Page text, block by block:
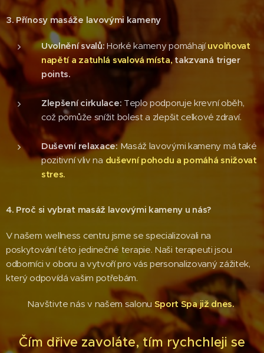
3. Přínosy masáže lavovými kameny
Uvolnění svalů:Horké kameny pomáhají uvolňovat
napětí a zatuhlá svalová místa,takzvaná triger
points.
Zlepšení cirkulace: Teplo podporuje krevní oběh,
což pomůže snížit bolest a zlepšit celkové zdraví.
Duševní relaxace:Masáž lavovými kameny má také
pozitivní vliv na duševní pohodu a pomáhá snižovat
stres.
4. Proč si vybrat masáž lavovými kameny u nás?
V našem wellness centru jsme se specializovali na
poskytování této jedinečné terapie. Naši terapeuti jsou
odborníci v oboru a vytvoří pro vás personalizovaný zážitek,
který odpovídá vašim potřebám.
Navštivte nás v našem salonu Sport Spa již dnes.
Čím dřive zavoláte, tím rychchleji se